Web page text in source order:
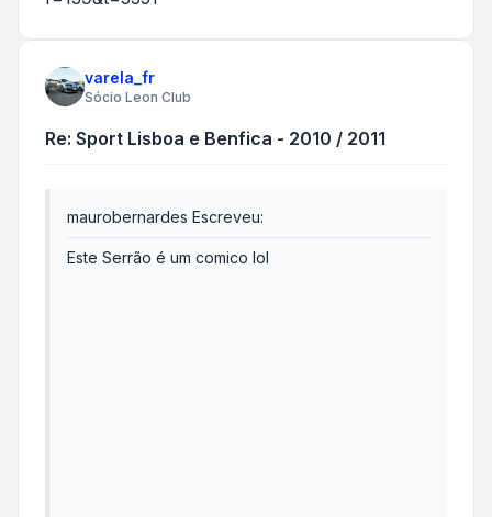
varela_fr
Sócio Leon Club
Re: Sport Lisboa e Benfica - 2010 / 2011
maurobernardes Escreveu:
Este Serrão é um comico lol